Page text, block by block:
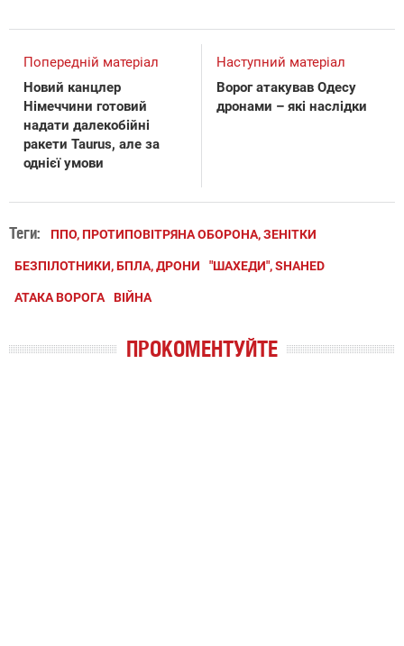
Попередній матеріал
Новий канцлер
Німеччини готовий
надати далекобійні
ракети Taurus, але за
однієї умови
Наступний матеріал
Ворог атакував Одесу
дронами – які наслідки
Теги: ППО, ПРОТИПОВІТРЯНА ОБОРОНА, ЗЕНІТКИ
БЕЗПІЛОТНИКИ, БПЛА, ДРОНИ "ШАХЕДИ", SHAHED
АТАКА ВОРОГА ВІЙНА
ПРОКОМЕНТУЙТЕ